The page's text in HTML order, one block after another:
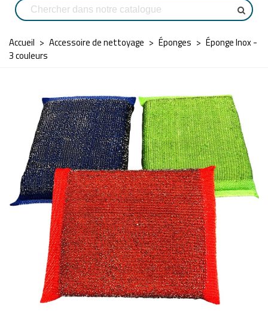
Accueil > Accessoire de nettoyage > Éponges > Éponge Inox -
3 couleurs